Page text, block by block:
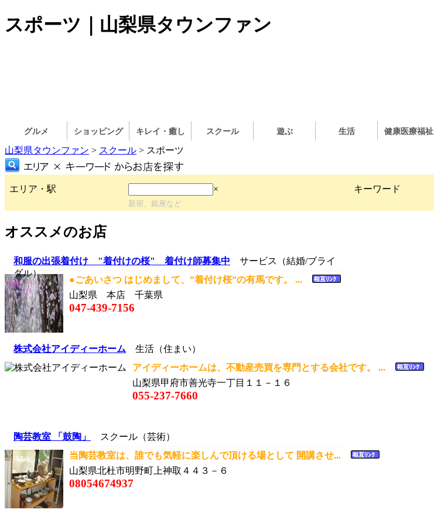
スポーツ｜山梨県タウンファン
グルメ ショッピング キレイ・癒し スクール 遊ぶ 生活 健康医療福祉
山梨県タウンファン > スクール > スポーツ
エリア・駅 × キーワード
新宿、銀座など
オススメのお店
和服の出張着付け "着付けの桜" 着付け師募集中 サービス（結婚/ブライ
ダル）
●ごあいさつ はじめまして、”着付け桜”の有馬です。 ...
山梨県 本店 千葉県
047-439-7156
株式会社アイディーホーム 生活（住まい）
アイディーホームは、不動産売買を専門とする会社です。 ...
山梨県甲府市善光寺一丁目１１－１６
055-237-7660
陶芸教室 「鼓陶」
スクール（芸術）
当陶芸教室は、誰でも気軽に楽しんで頂ける場として 開講させ...
山梨県北杜市明野町上神取４４３－６
08054674937